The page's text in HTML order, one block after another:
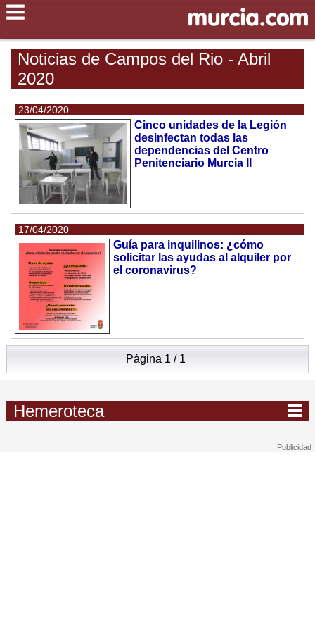
Noticias de Campos del Rio - Abril
2020
23/04/2020
Cinco unidades de la Legión
desinfectan todas las
dependencias del Centro
Penitenciario Murcia II
17/04/2020
Guía para inquilinos: ¿cómo
solicitar las ayudas al alquiler por
el coronavirus?
Página 1 / 1
Hemeroteca